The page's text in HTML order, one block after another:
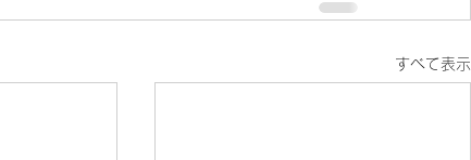
すべて表示